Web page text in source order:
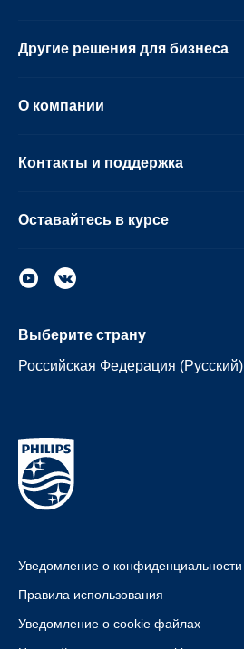
Другие решения для бизнеса
О компании
Контакты и поддержка
Оставайтесь в курсе
Выберите страну
Российская Федерация (Русский)
Уведомление о конфиденциальности
Правила использования
Уведомление о cookie файлах